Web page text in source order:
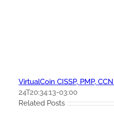
VirtualCoin CISSP, PMP,
24T20:34:13-03:00
Related Posts